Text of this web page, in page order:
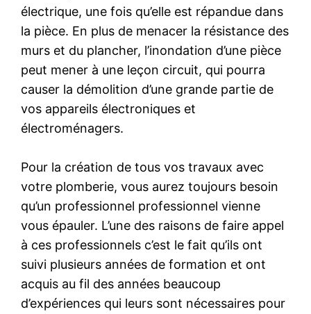
électrique, une fois qu’elle est répandue dans
la pièce. En plus de menacer la résistance des
murs et du plancher, l’inondation d’une pièce
peut mener à une leçon circuit, qui pourra
causer la démolition d’une grande partie de
vos appareils électroniques et
électroménagers.
Pour la création de tous vos travaux avec
votre plomberie, vous aurez toujours besoin
qu’un professionnel professionnel vienne
vous épauler. L’une des raisons de faire appel
à ces professionnels c’est le fait qu’ils ont
suivi plusieurs années de formation et ont
acquis au fil des années beaucoup
d’expériences qui leurs sont nécessaires pour